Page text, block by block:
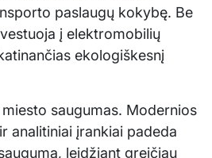
paslaugų kokybę. Be
į elektromobilių
ekologiškesnį
saugumas. Modernios
analitiniai įrankiai padeda
leidžiant greičiau